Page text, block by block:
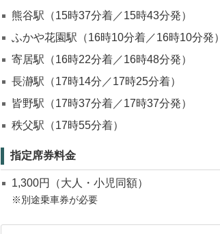
熊谷駅（15時37分着／15時43分発）
ふかや花園駅（16時10分着／16時10分発）
寄居駅（16時22分着／16時48分発）
長瀞駅（17時14分／17時25分着）
皆野駅（17時37分着／17時37分発）
秩父駅（17時55分着）
指定席券料金
1,300円（大人・小児同額）
※別途乗車券が必要